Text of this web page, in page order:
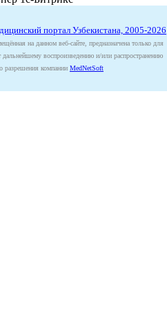
портал Узбекистана, 2005-2026
на данном веб-сайте, предназначена только для
воспроизведению и/или распространению
разрешения компании MedNetSoft